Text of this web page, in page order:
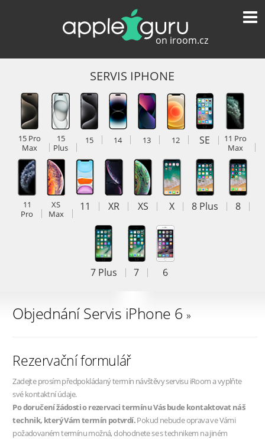
SERVIS IPHONE
15 Pro
Max
15
Plus
15 14 13 12 SE
11 Pro
Max
11
Pro
XS
Max
11 XR XS X 8 Plus 8
7 Plus 7 6
Objednání Servis iPhone 6»
Rezervační formulář
Zadejte prosím předpokládaný termín návštěvy servisu iRoom a vyplňte
své kontaktní údaje.
Po doručení žádosti o rezervaci termínu Vás bude kontaktovat náš
technik, který Vám termín potvrdí.Pokud nebude oprava ve Vámi
požadovaném termínu možná, dohodnete se s technikem na jiném